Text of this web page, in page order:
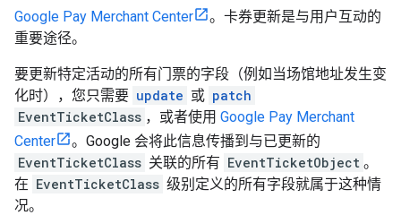
Google Pay Merchant Center
。卡券更新是与用户互动的
重要途径。
要更新特定活动的所有门票的字段（例如当场馆地址发生变
化时），您只需要 update 或 patch
EventTicketClass ，或者使用 Google Pay Merchant
Center
。Google 会将此信息传播到与已更新的
EventTicketClass 关联的所有 EventTicketObject 。
在 EventTicketClass 级别定义的所有字段就属于这种情
况。